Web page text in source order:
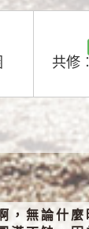
共修
，無論什麼